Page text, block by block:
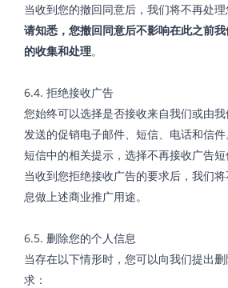
当收到您的撤回同意后，我们将不再处理
请知悉，您撤回同意后不影响在此之前
的收集和处理。
6.4. 拒绝接收广告
您始终可以选择是否接收来自我们或由
发送的促销电子邮件、短信、电话和信
短信中的相关提示，选择不再接收广告短
当收到您拒绝接收广告的要求后，我们
息做上述商业推广用途。
6.5. 删除您的个人信息
当存在以下情形时，您可以向我们提出
求：